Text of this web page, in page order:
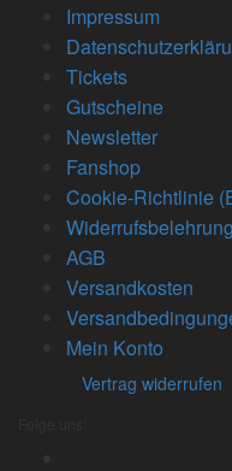
Impressum
Tickets
Gutscheine
Newsletter
Fanshop
Cookie-Richtlinie
AGB
Versandkosten
Mein Konto
Vertrag widerrufen